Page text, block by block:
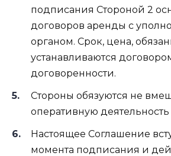
подписания Стороной 2
договоров аренды с
органом. Срок, цена,
устанавливаются
договоренности.
Стороны обязуются не
оперативную деятельность
Настоящее Соглашение
момента подписания и